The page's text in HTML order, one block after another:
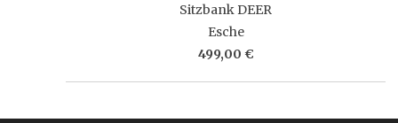
Sitzbank DEER
Esche
499,00 €